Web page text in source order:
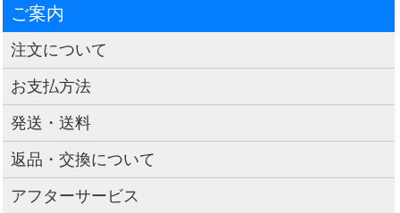
ご案内
注文について
お支払方法
発送・送料
返品・交換について
アフターサービス